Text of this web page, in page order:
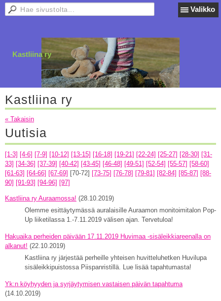
Valikko
Kastliina ry
Kastliina ry
« Takaisin
Uutisia
[1-3] [4-6] [7-9] [10-12] [13-15] [16-18] [19-21] [22-24] [25-27] [28-30] [31-
33] [34-36] [37-39] [40-42] [43-45] [46-48] [49-51] [52-54] [55-57] [58-60]
[61-63] [64-66] [67-69] [70-72] [73-75] [76-78] [79-81] [82-84] [85-87] [88-
90] [91-93] [94-96] [97]
Kastliina ry Auraamossa! (28.10.2019)
Olemme esittäytymässä auralaisille Auraamon monitoimitalon Pop-
Up liiketilassa 1.-7.11.2019 välisen ajan. Tervetuloa!
Hakuaika perheiden päivään 17.11.2019 Huvimaa -sisäleikkiareenalla on
alkanut! (22.10.2019)
Kastliina ry järjestää perheille yhteisen huvitteluhetken Huvilupa
sisäleikkipuistossa Piispanristillä. Lue lisää tapahtumasta!
Yk:n köyhyyden ja syrjäytymisen vastaisen päivän tapahtuma
(14.10.2019)